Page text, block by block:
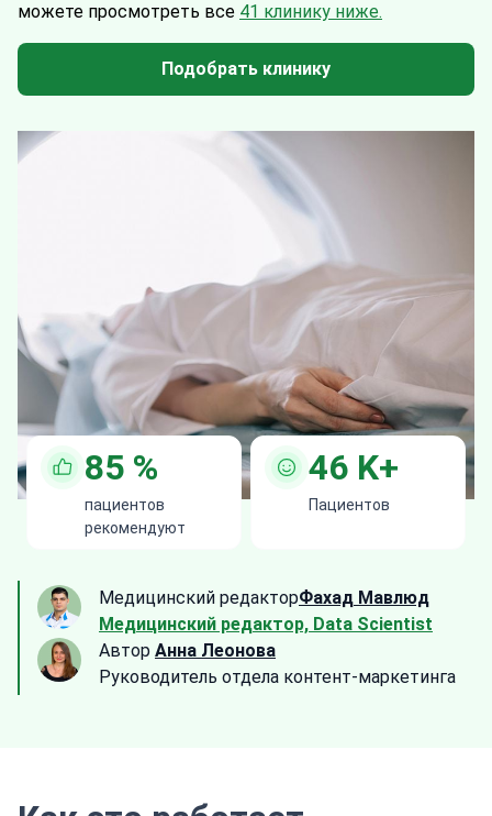
можете просмотреть все 41 клинику ниже.
Подобрать клинику
85 %
пациентов
рекомендуют
46 K+
Пациентов
Медицинский редакторФахад Мавлюд
Медицинский редактор, Data Scientist
Автор Анна Леонова
Руководитель отдела контент-маркетинга